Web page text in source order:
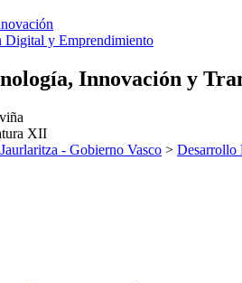
Digital y Emprendimiento
Innovación y
XII
- Gobierno Vasco > Desarrollo